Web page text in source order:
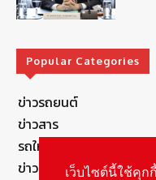
Popular Categories
ข่าวรถยนต์
ข่าวสาร
รถใหม่
ข่าวประชาสัมพันธ์
เว็บไซต์นี้ใช้คุก